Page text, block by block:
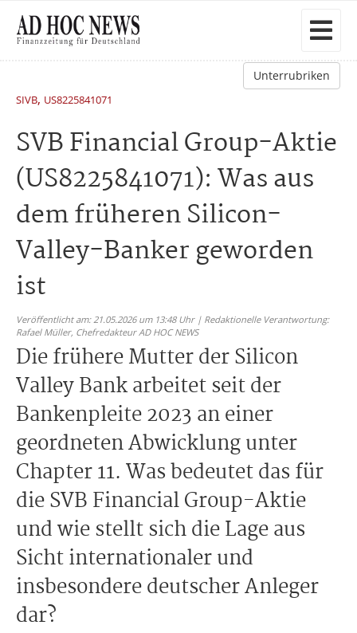
Unterrubriken
SIVB, US8225841071
SVB Financial Group-Aktie
(US8225841071): Was aus
dem früheren Silicon-
Valley-Banker geworden
ist
Veröffentlicht am: 21.05.2026 um 13:48 Uhr | Redaktionelle Verantwortung:
Rafael Müller, Chefredakteur AD HOC NEWS
Die frühere Mutter der Silicon
Valley Bank arbeitet seit der
Bankenpleite 2023 an einer
geordneten Abwicklung unter
Chapter 11. Was bedeutet das für
die SVB Financial Group-Aktie
und wie stellt sich die Lage aus
Sicht internationaler und
insbesondere deutscher Anleger
dar?